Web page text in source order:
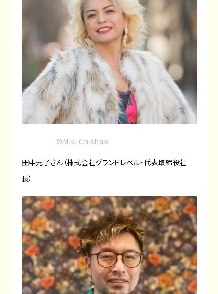
©︎Miki Chishaki
田中元子さん（株式会社グランドレベル・代表取締役社
長）